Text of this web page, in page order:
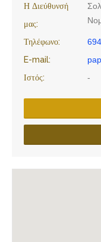
Η Διεύθυνσή
μας:
Τηλέφωνο:
E-mail:
Ιστός:
-